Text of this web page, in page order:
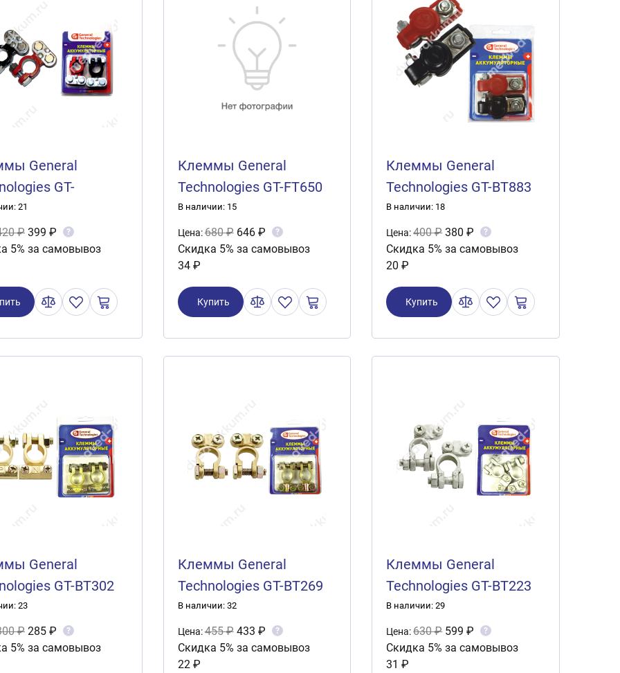
General
GT-
(2шт.)
21
₽ 399 ₽ ?
5% за самовывоз
Клеммы General
Technologies GT-FT650
быстросъемные (2шт.)
В наличии: 15
Цена:680 ₽ 646 ₽ ?
Скидка 5% за самовывоз
34 ₽
Купить
Клеммы General
Technologies GT-BT883
(2шт.)
В наличии: 18
Цена:400 ₽ 380 ₽ ?
Скидка 5% за самовывоз
20 ₽
Купить
General
GT-BT302
23
₽ 285 ₽ ?
5% за самовывоз
Клеммы General
Technologies GT-BT269
(2шт.)
В наличии: 32
Цена:455 ₽ 433 ₽ ?
Скидка 5% за самовывоз
22 ₽
Клеммы General
Technologies GT-BT223
(2шт.)
В наличии: 29
Цена:630 ₽ 599 ₽ ?
Скидка 5% за самовывоз
31 ₽